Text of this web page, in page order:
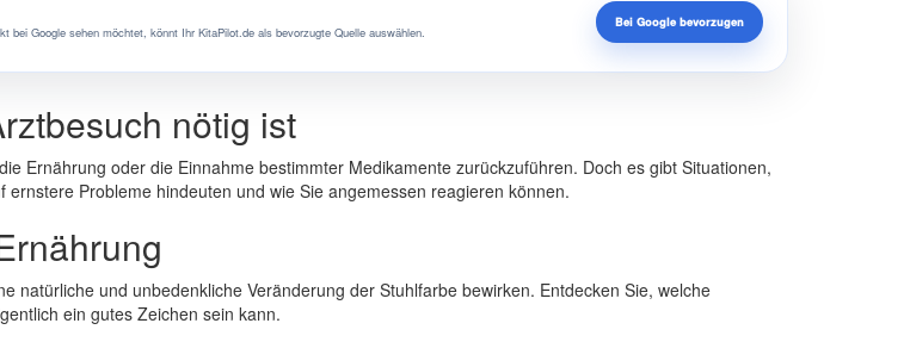
Google sehen möchtet, könnt Ihr KitaPilot.de als bevorzugte Quelle auswählen.
Bei Google bevorzugen
nötig ist
Ernährung oder die Einnahme bestimmter Medikamente zurückzuführen. Doch es gibt Situationen,
ernstere Probleme hindeuten und wie Sie angemessen reagieren können.
natürliche und unbedenkliche Veränderung der Stuhlfarbe bewirken. Entdecken Sie, welche
ein gutes Zeichen sein kann.